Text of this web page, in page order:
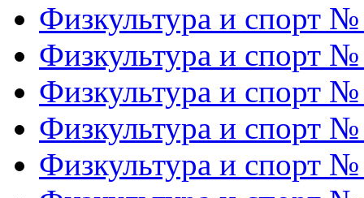
Физкультура и спорт
Физкультура и спорт
Физкультура и спорт
Физкультура и спорт
Физкультура и спорт